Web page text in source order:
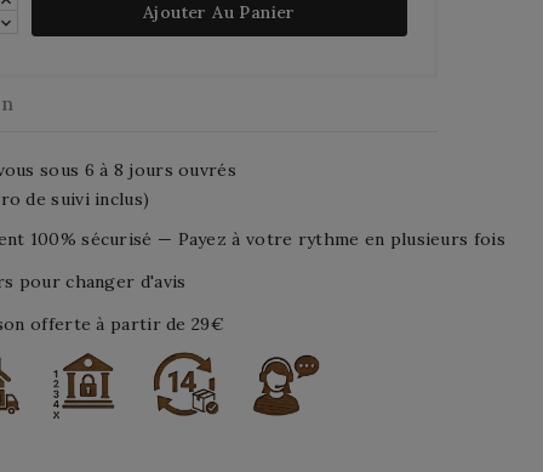
Ajouter Au Panier
sous 6 à 8 jours ouvrés
de suivi inclus)
100% sécurisé — Payez à votre rythme en plusieurs fois
pour changer d'avis
offerte à partir de 29€